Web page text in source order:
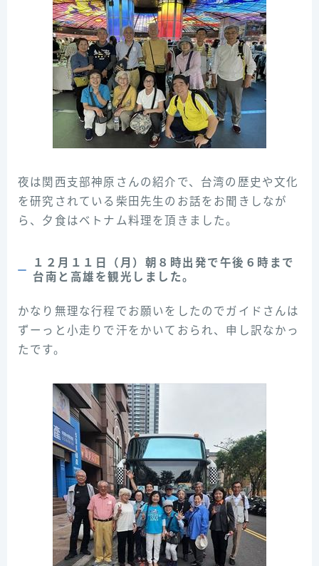
夜は関西支部神原さんの紹介で、台湾の歴史や文化
を研究されている柴田先生のお話をお聞きしなが
ら、夕食はベトナム料理を頂きました。
１２月１１日（月）朝８時出発で午後６時まで
台南と高雄を観光しました。
かなり無理な行程でお願いをしたのでガイドさんは
ずーっと小走りで汗をかいておられ、申し訳なかっ
たです。